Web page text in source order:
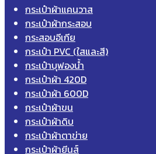
กระเป๋าผ้าแคนวาส
กระเป๋าผ้ากระสอบ
กระสอบอีเกีย
กระเป๋า PVC (ใสและสี)
กระเป๋าบุฟองน้ำ
กระเป๋าผ้า 420D
กระเป๋าผ้า 600D
กระเป๋าผ้าขน
กระเป๋าผ้าดิบ
กระเป๋าผ้าตาข่าย
กระเป๋าผ้ายีนส์